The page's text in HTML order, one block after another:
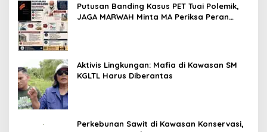
Putusan Banding Kasus PET Tuai Polemik,
JAGA MARWAH Minta MA Periksa Peran
Aktivis Lingkungan: Mafia di Kawasan SM
KGLTL Harus Diberantas
Perkebunan Sawit di Kawasan Konservasi,